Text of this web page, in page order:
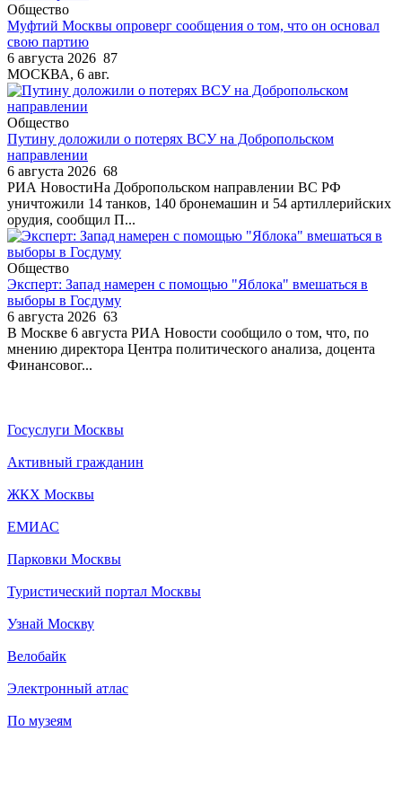
Общество
Муфтий Москвы опроверг сообщения о том, что он основал
свою партию
6 августа 2026 87
МОСКВА, 6 авг.
Общество
Путину доложили о потерях ВСУ на Добропольском
направлении
6 августа 2026 68
РИА НовостиНа Добропольском направлении ВС РФ
уничтожили 14 танков, 140 бронемашин и 54 артиллерийских
орудия, сообщил П...
Общество
Эксперт: Запад намерен с помощью "Яблока" вмешаться в
выборы в Госдуму
6 августа 2026 63
В Москве 6 августа РИА Новости сообщило о том, что, по
мнению директора Центра политического анализа, доцента
Финансовог...
Госуслуги Москвы
Активный гражданин
ЖКХ Москвы
ЕМИАС
Парковки Москвы
Туристический портал Москвы
Узнай Москву
Велобайк
Электронный атлас
По музеям